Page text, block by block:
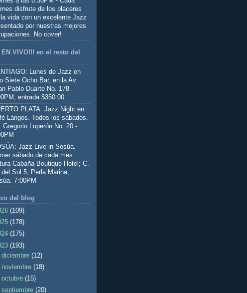
disfrute de los placeres
vida con un excelente Jazz
por nuestras mejores
No cover!
EN VIVO!!! en el resto del
Lunes de Jazz en
Siete Ocho Bar, en la Av.
Pablo Duarte No. 178.
entrada $350.00
PLATA: Jazz Night en
Lángos. Todos los sábados.
Gregorio Luperón No. 20 -
Jazz Live in Sosúa.
sábado de cada mes.
Cabaña Boutique Hotel; C.
del Sol 5, Perla Marina,
7:00PM
del blog
(109)
(178)
(175)
(193)
diciembre(12)
noviembre(18)
octubre(15)
septiembre(20)